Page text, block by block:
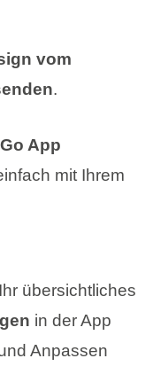
vom
.
App
mit Ihrem
übersichtliches
in der App
Anpassen